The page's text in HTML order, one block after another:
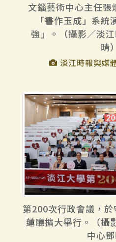
文錙藝術中心主任
「書作玉成」系統
強」。（攝影／淡
晴）
淡江時報與媒
第200次行政會議，
蓮廳擴大舉行。（攝
中心鄧